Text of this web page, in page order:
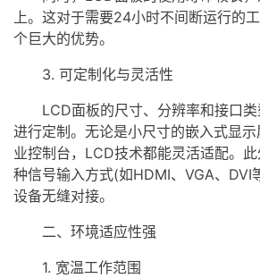
上。这对于需要24小时不间断运行的
个巨大的优势。
3. 可定制化与灵活性
LCD面板的尺寸、分辨率和接口类
进行定制。无论是小尺寸的嵌入式显
业控制台，LCD技术都能灵活适配。
种信号输入方式(如HDMI、VGA、DVI
设备无缝对接。
二、环境适应性强
1. 宽温工作范围